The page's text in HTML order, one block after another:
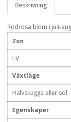
Beskrivning
Rödrosa blom i juli-
Zon
I-V
Växtläge
Halvskugga eller sol
Egenskaper